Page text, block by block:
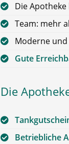
Die
Team: mehr
Moderne
Gute
Die
Betriebliche